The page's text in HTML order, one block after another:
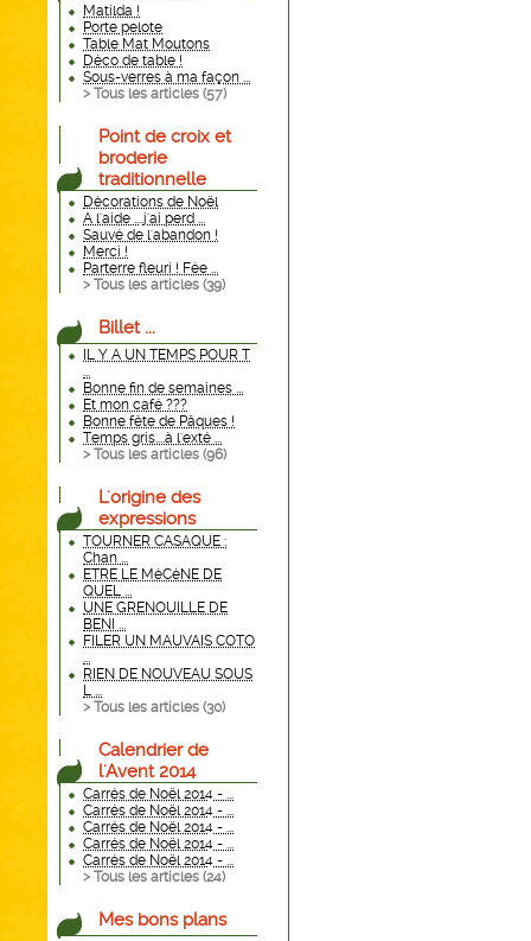
Matilda !
Porte pelote
Table Mat Moutons
Déco de table !
Sous-verres à ma façon ...
> Tous les articles (57)
Point de croix et
broderie
traditionnelle
Décorations de Noël
A l'aide ....j'ai perd ...
Sauvé de l'abandon !
Merci !
Parterre fleuri ! Fée ...
> Tous les articles (39)
Billet ...
IL Y A UN TEMPS POUR T
...
Bonne fin de semaines ...
Et mon café ???
Bonne fête de Pâques !
Temps gris....à l'exté ...
> Tous les articles (96)
L'origine des
expressions
TOURNER CASAQUE :
Chan ...
ETRE LE MéCèNE DE
QUEL ...
UNE GRENOUILLE DE
BENI ...
FILER UN MAUVAIS COTO
...
RIEN DE NOUVEAU SOUS
L ...
> Tous les articles (30)
Calendrier de
l'Avent 2014
Carrés de Noël 2014 - ...
Carrés de Noël 2014 - ...
Carrés de Noël 2014 - ...
Carrés de Noël 2014 - ...
Carrés de Noël 2014 - ...
> Tous les articles (24)
Mes bons plans